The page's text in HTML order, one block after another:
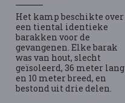
Het kamp beschikte over
een tiental identieke
barakken voor de
gevangenen. Elke barak
was van hout, slecht
geïsoleerd, 36 meter lang
en 10 meter breed, en
bestond uit drie delen.